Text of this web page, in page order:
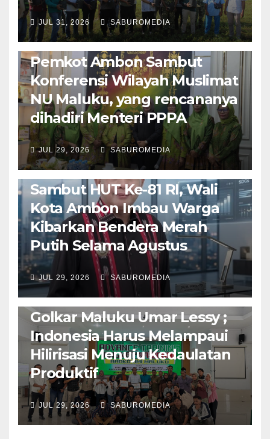
JUL 31, 2026 SABUROMEDIA
AMBON METRO JURNALISME AKTIVIS
POLITIK & PEMERINTAHAN
Pemkot Ambon Sambut
Konferensi Wilayah Muslimat
NU Maluku, yang rencananya
dihadiri Menteri PPPA
JUL 29, 2026 SABUROMEDIA
AMBON METRO POLITIK & PEMERINTAHAN
Sambut HUT Ke-81 RI, Wali
Kota Ambon Imbau Warga
Kibarkan Bendera Merah
Putih Selama Agustus
JUL 29, 2026 SABUROMEDIA
AMBON METRO JURNALISME AKTIVIS
PENDIDIKAN & OLAHRAGA THE MOLUCCAS
Isi Materi LK-III HMI, Ketua
Golkar Maluku Umar Lessy ;
Indonesia Harus Melampaui
Hilirisasi Menuju Kedaulatan
Produktif
JUL 29, 2026 SABUROMEDIA